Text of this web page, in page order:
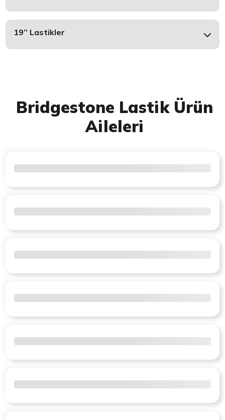
19’’ Lastikler
Bridgestone Lastik Ürün
Aileleri